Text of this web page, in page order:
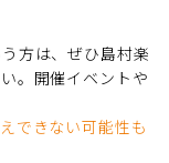
方は、ぜひ島村楽
。開催イベントや
できない可能性も